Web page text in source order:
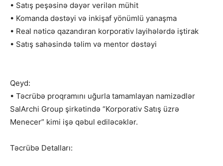
• Satış peşəsinə dəyər verilən mühit
• Komanda dəstəyi və inkişaf yönümlü yanaşma
• Real nəticə qazandıran korporativ layihələrdə iştirak
• Satış sahəsində təlim və mentor dəstəyi
Qeyd:
• Təcrübə proqramını uğurla tamamlayan namizədlər
SalArchi Group şirkətində “Korporativ Satış üzrə
Menecer” kimi işə qəbul ediləcəklər.
Təcrübə Detalları: